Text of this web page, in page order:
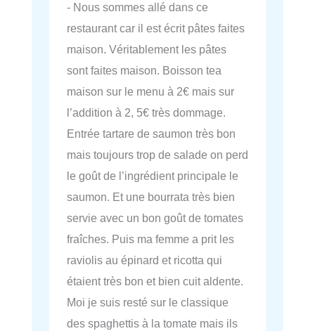
- Nous sommes allé dans ce
restaurant car il est écrit pâtes faites
maison. Véritablement les pâtes
sont faites maison. Boisson tea
maison sur le menu à 2€ mais sur
l’addition à 2, 5€ très dommage.
Entrée tartare de saumon très bon
mais toujours trop de salade on perd
le goût de l’ingrédient principale le
saumon. Et une bourrata très bien
servie avec un bon goût de tomates
fraîches. Puis ma femme a prit les
raviolis au épinard et ricotta qui
étaient très bon et bien cuit aldente.
Moi je suis resté sur le classique
des spaghettis à la tomate mais ils